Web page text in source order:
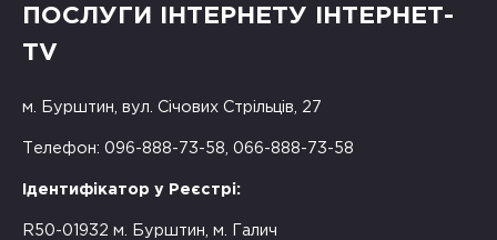
ПОСЛУГИ ІНТЕРНЕТУ ІНТЕРНЕТ-
TV
м. Бурштин, вул. Січових Стрільців, 27
Телефон: 096-888-73-58, 066-888-73-58
Ідентифікатор у Реєстрі:
R50-01932 м. Бурштин, м. Галич